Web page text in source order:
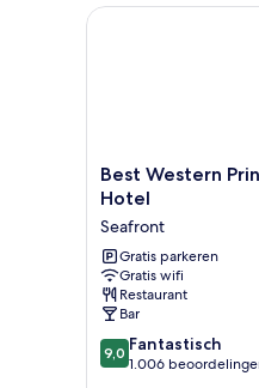
het
Best
Western
Marine
Hotel
Seafront
Best Western
Hotel
Seafront
Gratis parkeren
Gratis wifi
Restaurant
Bar
9.0
van
9,0 Fantastisch
1.006
Best Western